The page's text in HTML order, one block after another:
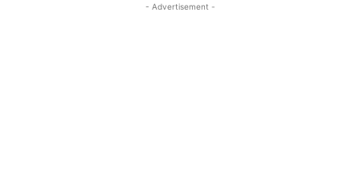
- Advertisement -